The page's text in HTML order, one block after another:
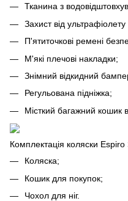
Тканина з
Захист від
П'ятиточкові ремені
М'які плечові накладки;
Знімний відкидний
Регульована підніжка;
Місткий багажний кошик
Комплектація коляски
Коляска;
Кошик для покупок;
Чохол для ніг.